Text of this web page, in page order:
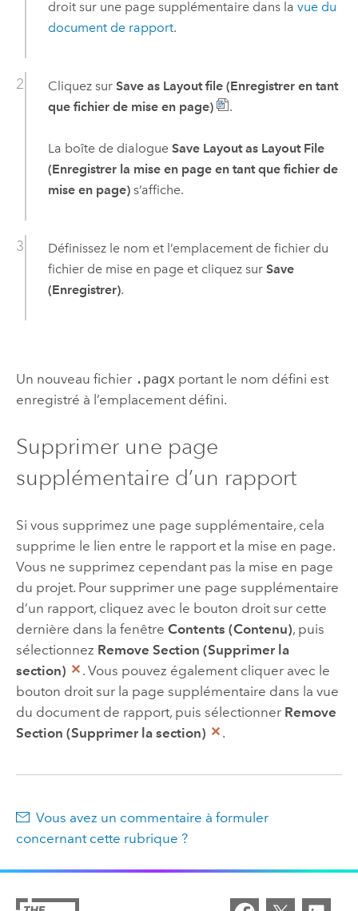
droit sur une page supplémentaire dans la vue du
document de rapport.
Cliquez sur Save as Layout file (Enregistrer en tant
que fichier de mise en page)
.
La boîte de dialogue Save Layout as Layout File
(Enregistrer la mise en page en tant que fichier de
mise en page)s’affiche.
Définissez le nom et l’emplacement de fichier du
fichier de mise en page et cliquez sur Save
(Enregistrer).
Un nouveau fichier .pagxportant le nom défini est
enregistré à l’emplacement défini.
Supprimer une page
supplémentaire d’un rapport
Si vous supprimez une page supplémentaire, cela
supprime le lien entre le rapport et la mise en page.
Vous ne supprimez cependant pas la mise en page
du projet. Pour supprimer une page supplémentaire
d’un rapport, cliquez avec le bouton droit sur cette
dernière dans la fenêtre Contents (Contenu), puis
sélectionnez Remove Section (Supprimer la
section)
. Vous pouvez également cliquer avec le
bouton droit sur la page supplémentaire dans la vue
du document de rapport, puis sélectionner Remove
Section (Supprimer la section)
.
Vous avez un commentaire à formuler
concernant cette rubrique ?